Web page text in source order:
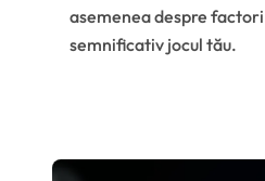
asemenea despre
semnificativ jocul tău.